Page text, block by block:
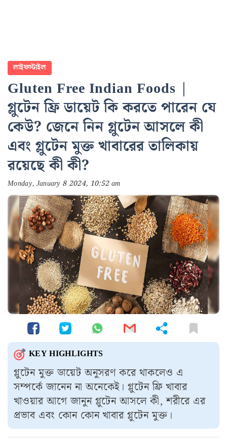
লাইফস্টাইল
Gluten Free Indian Foods |
গ্লুটেন ফ্রি ডায়েট কি করতে পারেন যে
কেউ? জেনে নিন গ্লুটেন আসলে কী
এবং গ্লুটেন মুক্ত খাবারের তালিকায়
রয়েছে কী কী?
Monday, January 8 2024, 10:52 am
KEY HIGHLIGHTS
গ্লুটেন মুক্ত ডায়েট অনুসরণ করে থাকলেও এ
সম্পর্কে জানেন না অনেকেই। গ্লুটেন ফ্রি খাবার
খাওয়ার আগে জানুন গ্লুটেন আসলে কী, শরীরে এর
প্রভাব এবং কোন কোন খাবার গ্লুটেন মুক্ত।